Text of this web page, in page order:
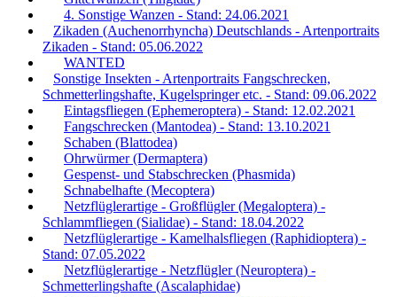
4. Sonstige Wanzen - Stand: 24.06.2021
Zikaden (Auchenorrhyncha) Deutschlands - Artenportraits
Zikaden - Stand: 05.06.2022
WANTED
Sonstige Insekten - Artenportraits Fangschrecken,
Schmetterlingshafte, Kugelspringer etc. - Stand: 09.06.2022
Eintagsfliegen (Ephemeroptera) - Stand: 12.02.2021
Fangschrecken (Mantodea) - Stand: 13.10.2021
Schaben (Blattodea)
Ohrwürmer (Dermaptera)
Gespenst- und Stabschrecken (Phasmida)
Schnabelhafte (Mecoptera)
Netzflüglerartige - Großflügler (Megaloptera) -
Schlammfliegen (Sialidae) - Stand: 18.04.2022
Netzflüglerartige - Kamelhalsfliegen (Raphidioptera) -
Stand: 07.05.2022
Netzflüglerartige - Netzflügler (Neuroptera) -
Schmetterlingshafte (Ascalaphidae)